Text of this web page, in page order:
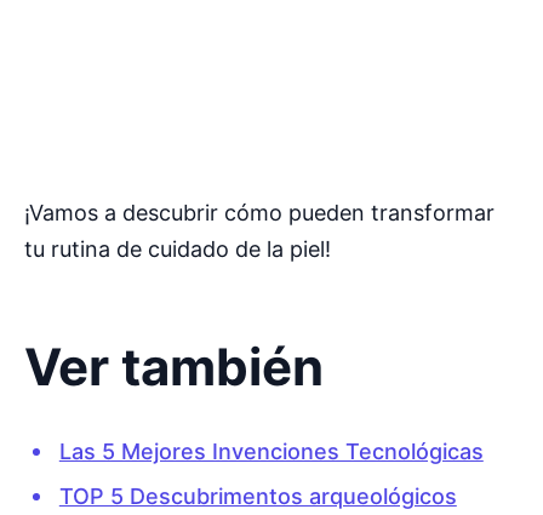
¡Vamos a descubrir cómo pueden transformar
tu rutina de cuidado de la piel!
Ver también
Las 5 Mejores Invenciones Tecnológicas
TOP 5 Descubrimentos arqueológicos